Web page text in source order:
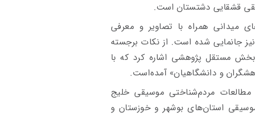
قشقایی دشتستان است.
میدانی همراه با تصاویر و معرفی
جانمایی شده است. از نکات برجسته
مستقل پژوهشی اشاره کرد که با
و دانشگاهیان» آمده‌است.
مطالعات مردم‌شناختی موسیقی خلیج
استان‌های بوشهر و خوزستان و